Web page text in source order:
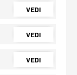
VEDI
VEDI
VEDI